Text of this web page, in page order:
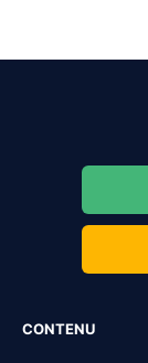
CONTENU